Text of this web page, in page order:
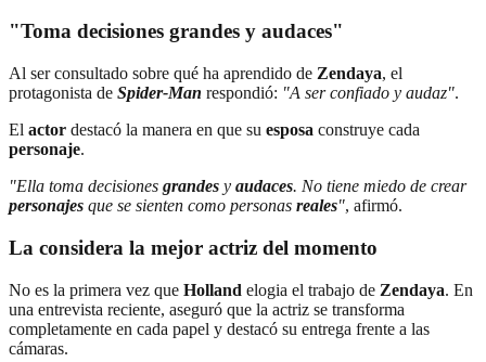
"Toma decisiones grandes y audaces"
Al ser consultado sobre qué ha aprendido de Zendaya, el
protagonista de Spider-Man respondió: "A ser confiado y audaz".
El actor destacó la manera en que su esposa construye cada
personaje.
"Ella toma decisiones grandes y audaces. No tiene miedo de crear
personajes que se sienten como personas reales", afirmó.
La considera la mejor actriz del momento
No es la primera vez que Holland elogia el trabajo de Zendaya. En
una entrevista reciente, aseguró que la actriz se transforma
completamente en cada papel y destacó su entrega frente a las
cámaras.